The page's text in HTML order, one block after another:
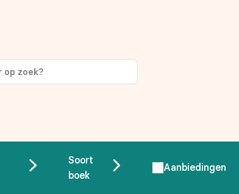
Soort
boek
Aanbiedingen